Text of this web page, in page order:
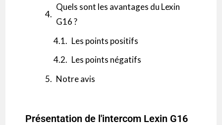
Quels sont les avantages du Lexin
G16 ?
Les points positifs
Les points négatifs
Notre avis
Présentation de l'intercom Lexin G16